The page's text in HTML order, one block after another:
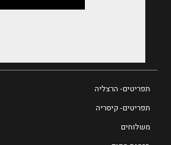
תפריטים- הרצליה
תפריטים- קיסריה
משלוחים